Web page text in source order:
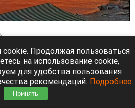
в небе над Телецким
настоящее представление:
красного на фоне
гор.
cookie. Продолжая пользоваться
на использование cookie,
для удобства пользования
рекомендаций. Подробнее.
Принять